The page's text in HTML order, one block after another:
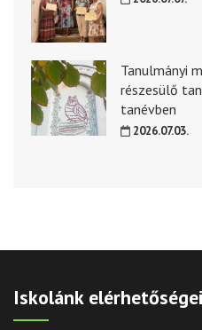
Tanulmányi
részesülő
tanévben
2026.07.03.
Iskolánk elérhetőségei